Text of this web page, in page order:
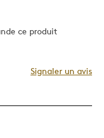
ce produit
Signaler un avis